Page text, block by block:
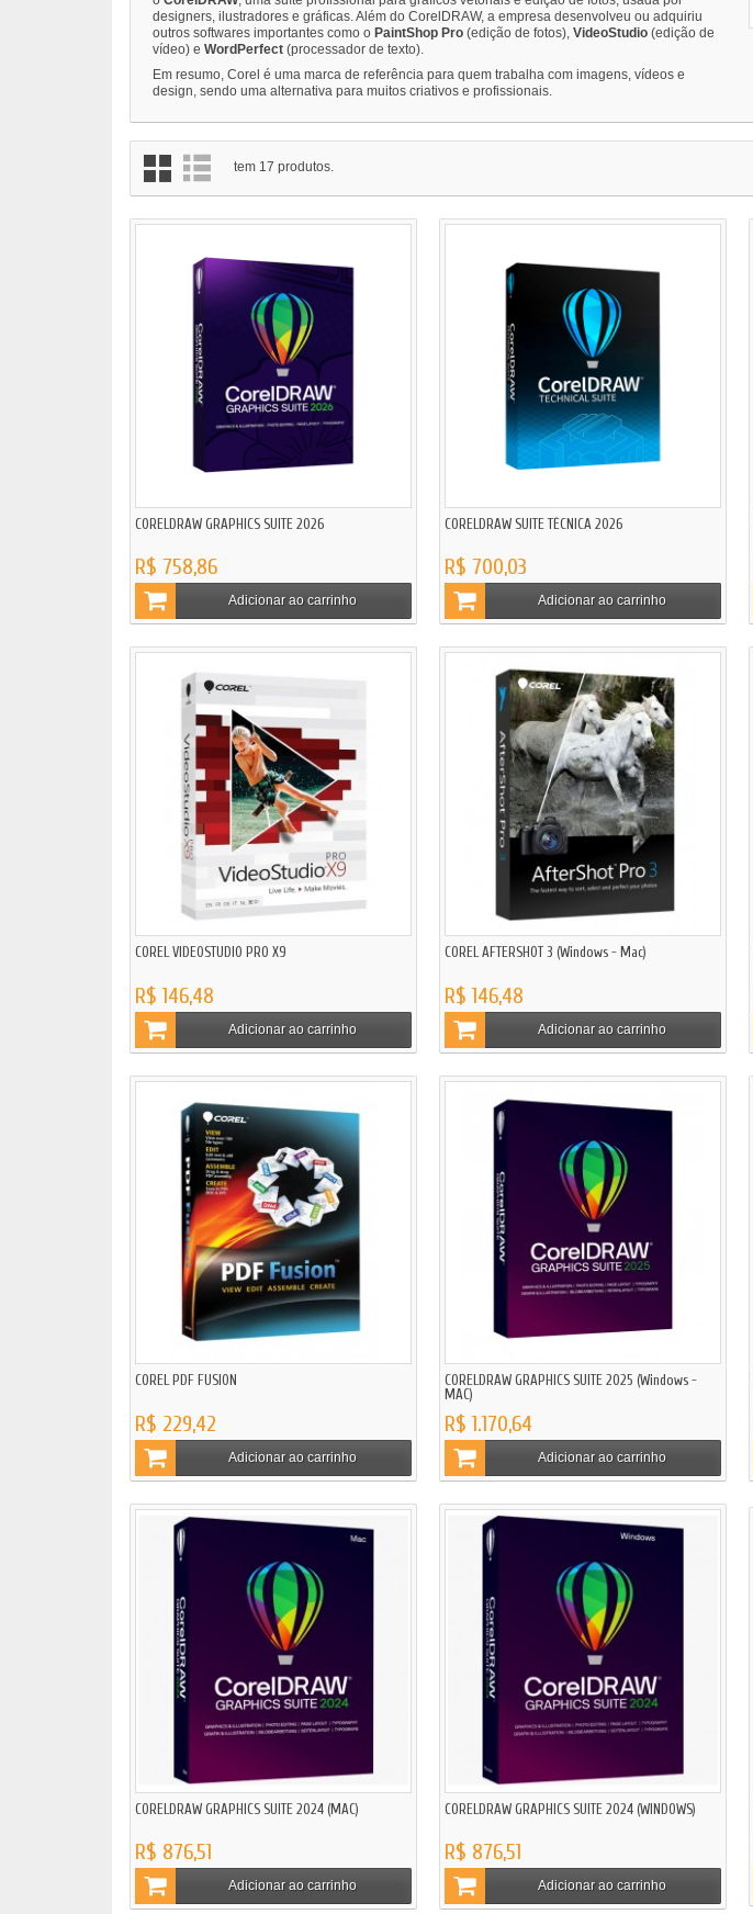
designers, ilustradores e gráficas. Além do CorelDRAW, a empresa desenvolveu ou adquiriu
outros softwares importantes como o PaintShop Pro (edição de fotos), VideoStudio (edição de
vídeo) e WordPerfect (processador de texto).
Em resumo, Corel é uma marca de referência para quem trabalha com imagens, vídeos e
design, sendo uma alternativa para muitos criativos e profissionais.
tem 17 produtos.
CORELDRAW GRAPHICS SUITE 2026
R$ 758,86
Adicionar ao carrinho
CORELDRAW SUITE TÉCNICA 2026
R$ 700,03
Adicionar ao carrinho
COREL VIDEOSTUDIO PRO X9
R$ 146,48
Adicionar ao carrinho
COREL AFTERSHOT 3 (Windows - Mac)
R$ 146,48
Adicionar ao carrinho
COREL PDF FUSION
R$ 229,42
Adicionar ao carrinho
CORELDRAW GRAPHICS SUITE 2025 (Windows -
MAC)
R$ 1.170,64
Adicionar ao carrinho
CORELDRAW GRAPHICS SUITE 2024 (MAC)
R$ 876,51
Adicionar ao carrinho
CORELDRAW GRAPHICS SUITE 2024 (WINDOWS)
R$ 876,51
Adicionar ao carrinho